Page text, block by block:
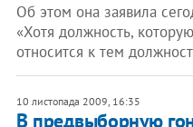
Об этом она заявила
«Хотя должность,
относится к тем
10 листопада 2009, 16:35
В предвыборную